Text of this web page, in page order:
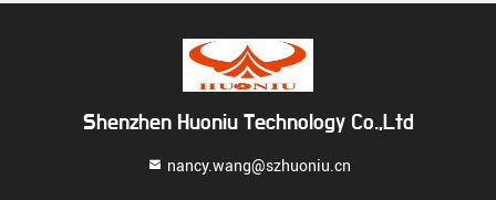
Shenzhen Huoniu Technology Co.,Ltd
nancy.wang@szhuoniu.cn